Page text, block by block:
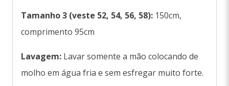
Tamanho 3 (veste 52, 54, 56, 58): 150cm,
comprimento 95cm
Lavagem: Lavar somente a mão colocando de
molho em água fria e sem esfregar muito forte.